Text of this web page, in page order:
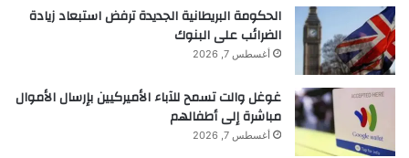
تم جلب هذا المحتوى بشكل آلي من المصدر:
scitechdaily.com
بتاريخ:2025-11-21 22:28:00
الآراء والمعلومات الواردة في هذا المقال لا تعبر
والمسؤولية الكاملة تقع على عاتق المصدر الأصلي.
الحكومة البريطانية الجديدة ترفض استبعاد زيادة
الضرائب على البنوك
أغسطس 7, 2026
غوغل والت تسمح للآباء الأميركيين بإرسال الأموال
مباشرة إلى أطفالهم
أغسطس 7, 2026